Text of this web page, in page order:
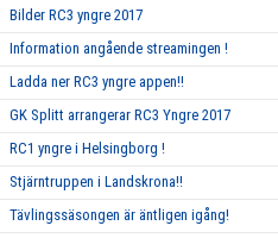
Bilder RC3 yngre 2017
Information angående streamingen !
Ladda ner RC3 yngre appen!!
GK Splitt arrangerar RC3 Yngre 2017
RC1 yngre i Helsingborg !
Stjärntruppen i Landskrona!!
Tävlingssäsongen är äntligen igång!